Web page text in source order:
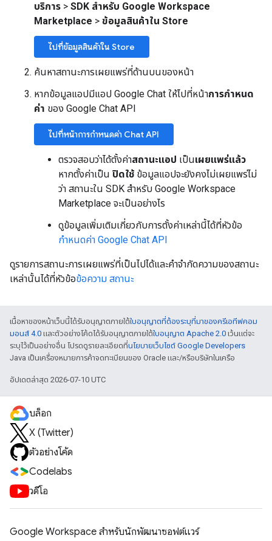
บริการ > SDK สำหรับ Google Workspace
Marketplace > ข้อมูลสินค้าใน Store
ไปที่ข้อมูลสินค้าใน Store
ค้นหาสถานะการเผยแพร่ที่ด้านบนของหน้า
หากข้อมูลแอปมีแอป Google Chat ให้ไปที่หน้าการกำหนด
ค่า ของ Google Chat API
ไปที่หน้าการกำหนดค่า Chat API
ตรวจสอบว่าได้ตั้งค่าสถานะแอป เป็นเผยแพร่แล้ว
หากตั้งค่าเป็น ปิดใช้ ข้อมูลแอปจะยังคงไม่เผยแพร่ไม่
ว่า สถานะใน SDK สำหรับ Google Workspace
Marketplace จะเป็นอย่างไร
ดูข้อมูลเพิ่มเติมเกี่ยวกับการตั้งค่าเหล่านี้ได้ที่หัวข้อ
กำหนดค่า Google Chat API
ดูรายการสถานะการเผยแพร่ที่เป็นไปได้และคำจำกัดความของสถานะ
เหล่านั้นได้ที่หัวข้อข้อความ สถานะ
เนื้อหาของหน้าเว็บนี้ได้รับอนุญาตภายใต้ใบอนุญาตที่ต้องระบุที่มาของครีเอทีฟคอม
มอนส์ 4.0 และตัวอย่างโค้ดได้รับอนุญาตภายใต้ใบอนุญาต Apache 2.0 เว้นแต่จะ
ระบุไว้เป็นอย่างอื่น โปรดดูรายละเอียดที่นโยบายเว็บไซต์ Google Developers
Java เป็นเครื่องหมายการค้าจดทะเบียนของ Oracle และ/หรือบริษัทในเครือ
อัปเดตล่าสุด 2026-07-10 UTC
บล็อก
X (Twitter)
ตัวอย่างโค้ด
Codelabs
วิดีโอ
Google Workspace สําหรับนักพัฒนาซอฟต์แวร์